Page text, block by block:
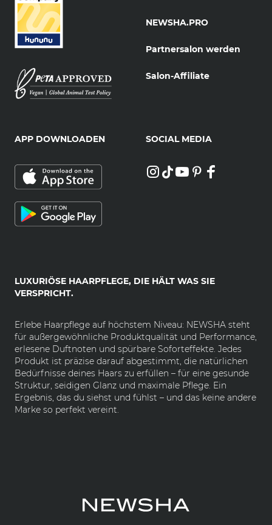
LUXURIÖSE HAARPFLEGE, DIE HÄLT WAS SIE
VERSPRICHT.
Erlebe Haarpflege auf höchstem Niveau: NEWSHA steht
für außergewöhnliche Produktqualität und Performance,
erlesene Duftnoten und spürbare Soforteffekte. Jedes
Produkt ist präzise darauf abgestimmt, die natürlichen
Bedürfnisse deines Haars zu erfüllen – für eine gesunde
Struktur, seidigen Glanz und maximale Pflege. Ein
Ergebnis, das du siehst und fühlst – und das keine andere
Marke so perfekt vereint.
NEWSHA.PRO
Partnersalon werden
Salon-Affiliate
APP DOWNLOADEN SOCIAL MEDIA